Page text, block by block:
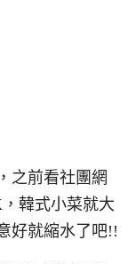
之前看社團網
韓式小菜就大
好就縮水了吧!!